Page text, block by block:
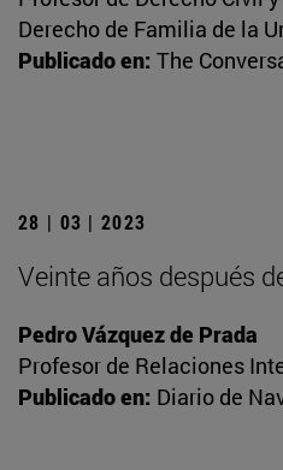
Derecho de Familia de la
Publicado en: The
28 | 03 | 2023
Veinte años después
Pedro Vázquez de Prada
Profesor de Relaciones
Publicado en: Diario de